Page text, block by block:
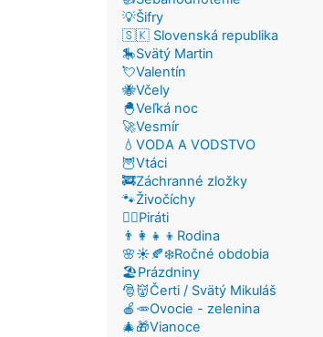
💡Šifry
🇸🇰 Slovenská republika
🎠Svätý Martin
💘Valentín
🐝Včely
🐣Veľká noc
🚀Vesmír
💧VODA A VODSTVO
🦉Vtáci
🚒Záchranné zložky
🐾Živočíchy
🏴‍☠️Piráti
👨‍👩‍👧‍👦Rodina
🌸☀️🍂❄️Ročné obdobia
🏖️Prázdniny
🎅👹Čerti / Svätý Mikuláš
🍎🥕Ovocie - zelenina
🎄🎁Vianoce